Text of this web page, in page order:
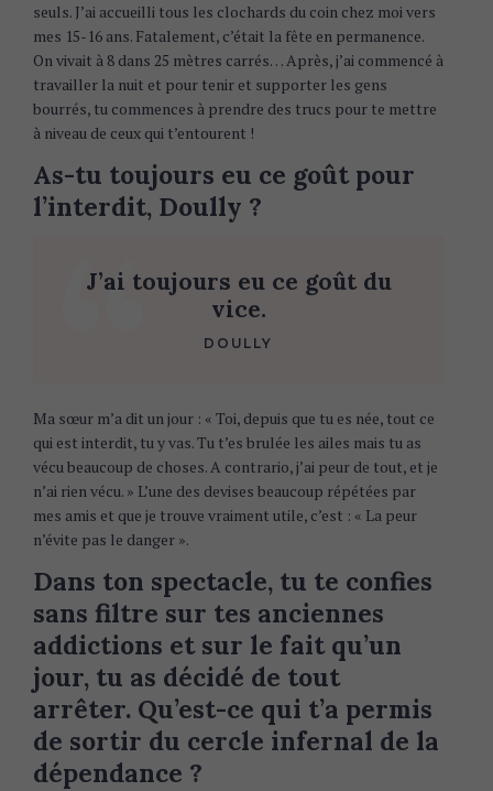
seuls. J’ai accueilli tous les clochards du coin chez moi vers
mes 15-16 ans. Fatalement, c’était la fête en permanence.
On vivait à 8 dans 25 mètres carrés… Après, j’ai commencé à
travailler la nuit et pour tenir et supporter les gens
bourrés, tu commences à prendre des trucs pour te mettre
à niveau de ceux qui t’entourent !
As-tu toujours eu ce goût pour
l’interdit, Doully ?
J’ai toujours eu ce goût du
vice.
DOULLY
Ma sœur m’a dit un jour : « Toi, depuis que tu es née, tout ce
qui est interdit, tu y vas. Tu t’es brulée les ailes mais tu as
vécu beaucoup de choses. A contrario, j’ai peur de tout, et je
n’ai rien vécu. » L’une des devises beaucoup répétées par
mes amis et que je trouve vraiment utile, c’est : « La peur
n’évite pas le danger ».
Dans ton spectacle, tu te confies
sans filtre sur tes anciennes
addictions et sur le fait qu’un
jour, tu as décidé de tout
arrêter. Qu’est-ce qui t’a permis
de sortir du cercle infernal de la
dépendance ?